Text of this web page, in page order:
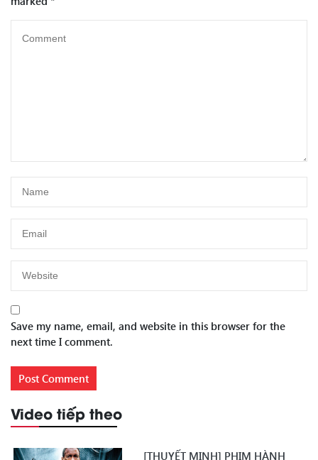
Save my name, email, and website in this browser for the
next time I comment.
Video tiếp theo
[THUYẾT MINH] PHIM HÀNH